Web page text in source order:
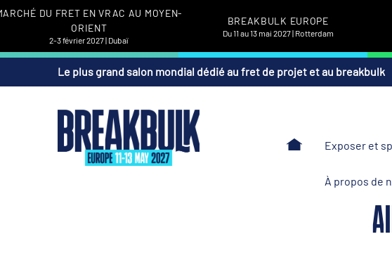
DU FRET EN VRAC AU MOYEN-
ORIENT
2-3 février 2027 | Dubaï
BREAKBULK EUROPE
Du 11 au 13 mai 2027 | Rotterdam
Le plus grand salon mondial dédié au fret de projet et au breakbulk
Exposer et
À propos de